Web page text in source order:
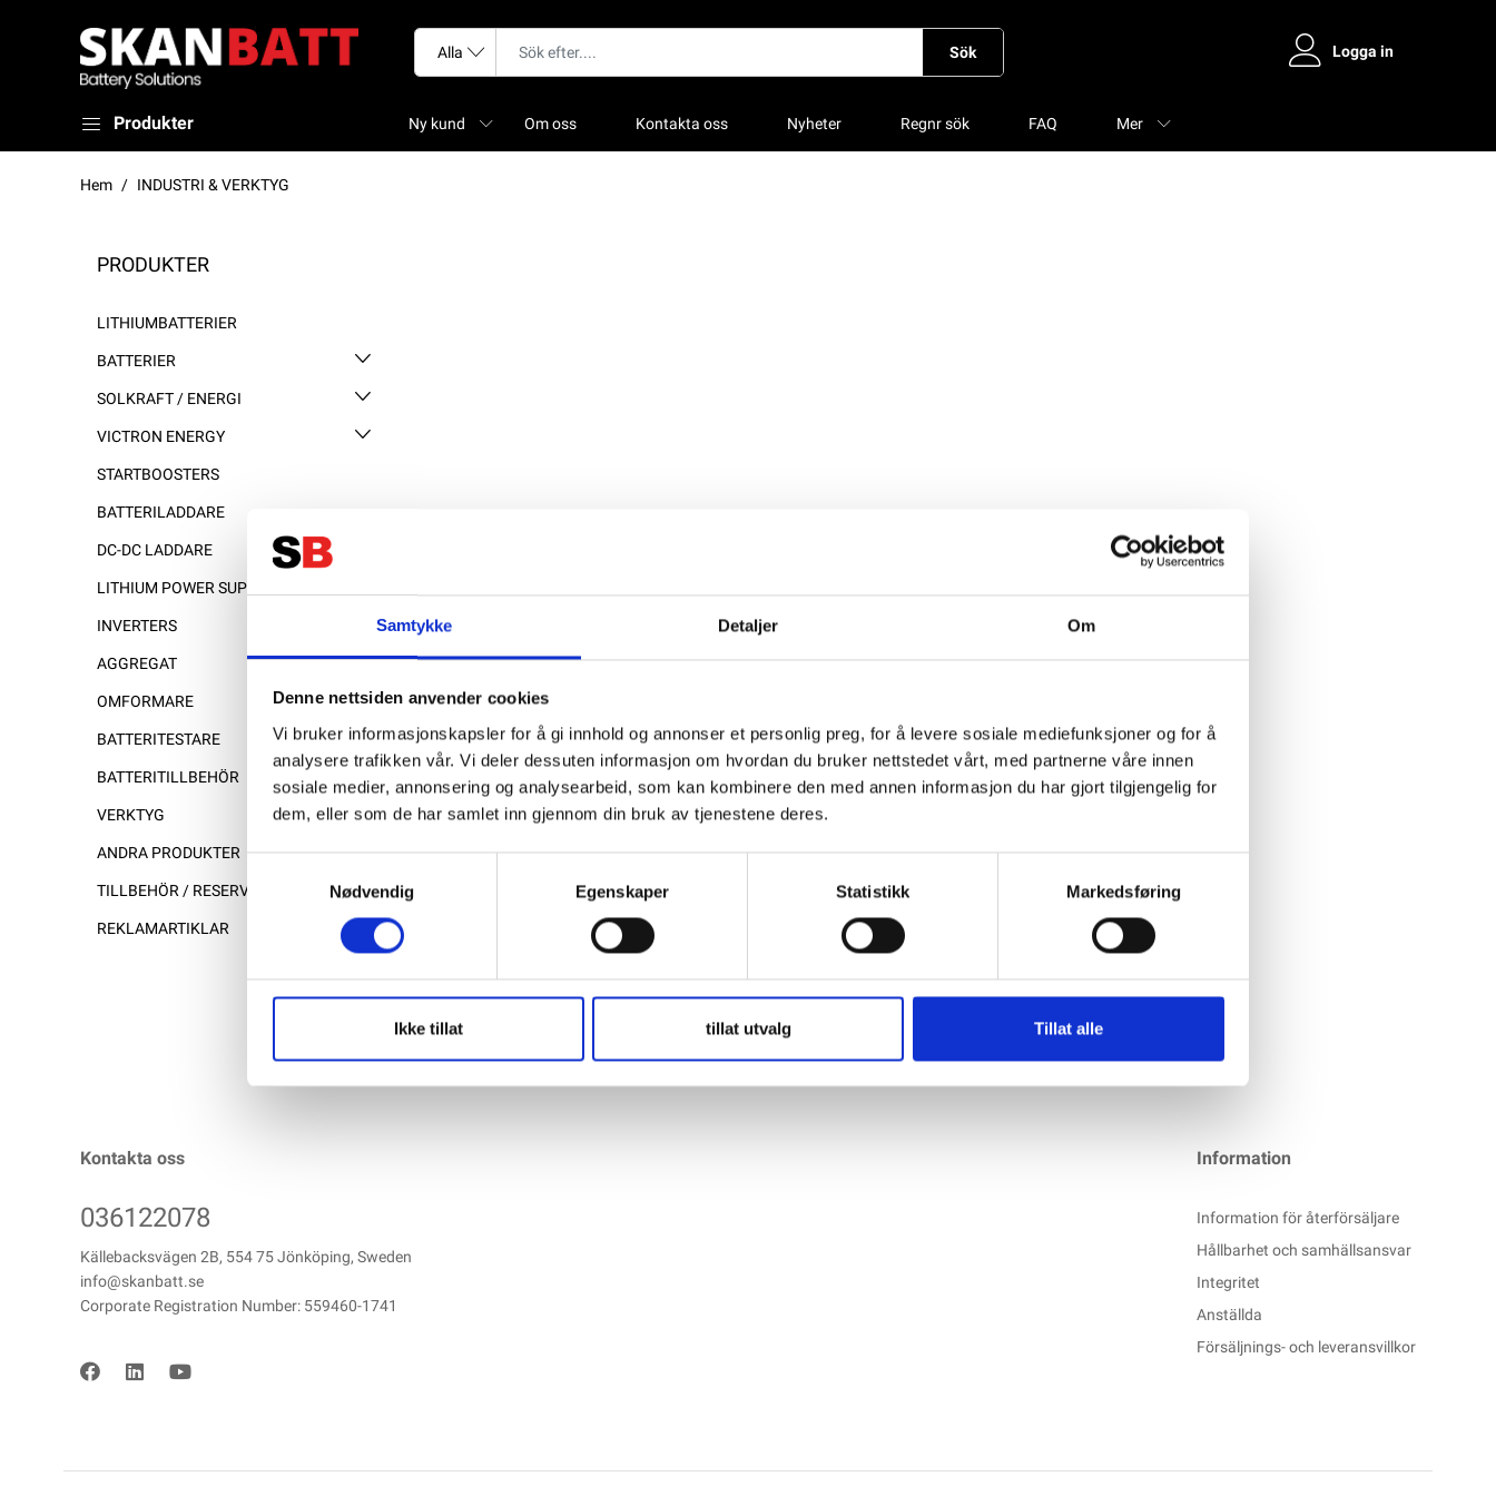
Samtykke Detaljer Om
Denne nettsiden anvender cookies
Vi bruker informasjonskapsler for å gi innhold og annonser et personlig preg, for å levere sosiale mediefunksjoner og for å
analysere trafikken vår. Vi deler dessuten informasjon om hvordan du bruker nettstedet vårt, med partnerne våre innen
sosiale medier, annonsering og analysearbeid, som kan kombinere den med annen informasjon du har gjort tilgjengelig for
dem, eller som de har samlet inn gjennom din bruk av tjenestene deres.
Nødvendig
Egenskaper Statistikk Markedsføring
Ikke tillat tillat utvalg Tillat alle
Sök Logga in
Produkter Ny kund Om oss Kontakta oss Nyheter Regnr sök FAQ Mer
Hem INDUSTRI & VERKTYG
PRODUKTER
LITHIUMBATTERIER
BATTERIER
SOLKRAFT / ENERGI
VICTRON ENERGY
STARTBOOSTERS
BATTERILADDARE
DC-DC LADDARE
LITHIUM POWER SUPPLY
INVERTERS
AGGREGAT
OMFORMARE
BATTERITESTARE
BATTERITILLBEHÖR
VERKTYG
ANDRA PRODUKTER
TILLBEHÖR / RESERVDELAR
REKLAMARTIKLAR
Kontakta oss
036122078
Källebacksvägen 2B, 554 75 Jönköping, Sweden
info@skanbatt.se
Corporate Registration Number: 559460-1741
Information
Information för återförsäljare
Hållbarhet och samhällsansvar
Integritet
Anställda
Försäljnings- och leveransvillkor